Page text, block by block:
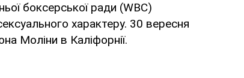
боксерської ради (WBC)
характеру. 30 вересня
Моліни в Каліфорнії.